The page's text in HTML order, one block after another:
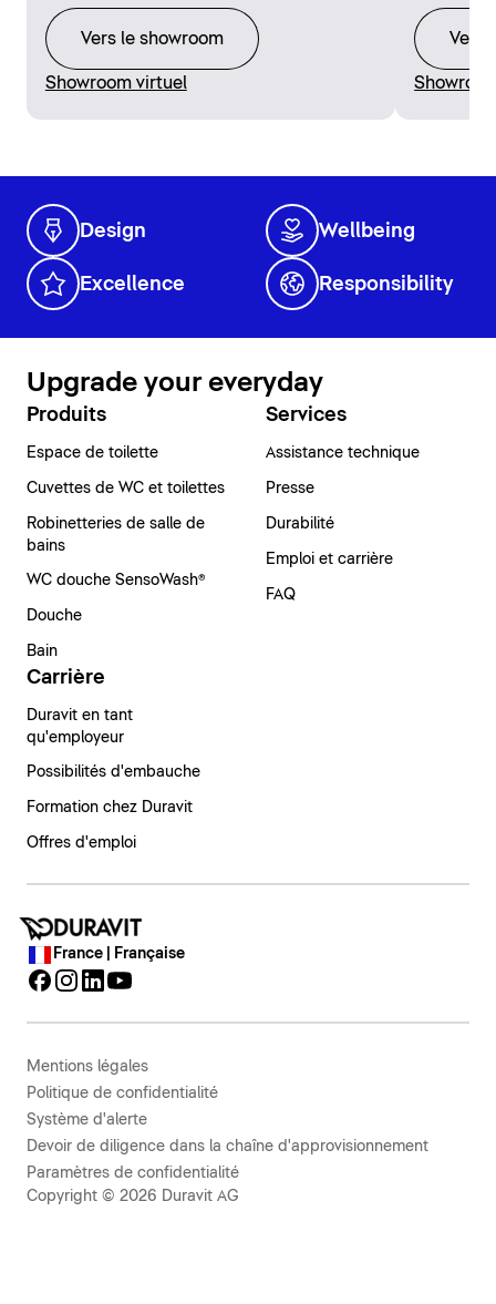
Vers le showroom
Showroom virtuel
Vers
Design Wellbeing
Excellence Responsibility
Upgrade your everyday
Produits
Espace de toilette
Cuvettes de WC et toilettes
Robinetteries de salle de
bains
WC douche SensoWash®
Douche
Bain
Services
Assistance technique
Presse
Durabilité
Emploi et carrière
FAQ
Carrière
Duravit en tant
qu'employeur
Possibilités d'embauche
Formation chez Duravit
Offres d'emploi
France | Française
Mentions légales
Politique de confidentialité
Système d'alerte
Devoir de diligence dans la chaîne d'approvisionnement
Paramètres de confidentialité
Copyright © 2026 Duravit AG